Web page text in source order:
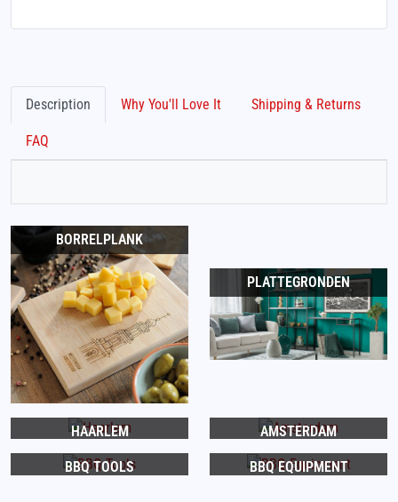
Description Why You'll Love It Shipping & Returns
FAQ
BORRELPLANK
PLATTEGRONDEN
HAARLEM AMSTERDAM
BBQ TOOLS BBQ EQUIPMENT